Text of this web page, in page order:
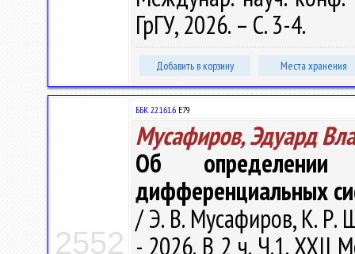
ГрГУ, 2026. – С. 3-4.
Добавить в корзину Места хранения
2552
ББК 22.161.6 Е79
Мусафиров, Эдуард
Об определении
дифференциальных
/ Э. В. Мусафиров, К. Р.
- 2026. В 2 ч. Ч.1. XXII